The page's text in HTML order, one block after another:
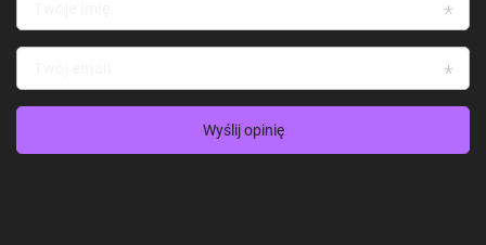
Wyślij opinię